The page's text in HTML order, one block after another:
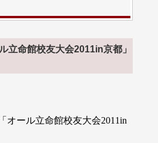
立命館校友大会2011in京都」
オール立命館校友大会2011in